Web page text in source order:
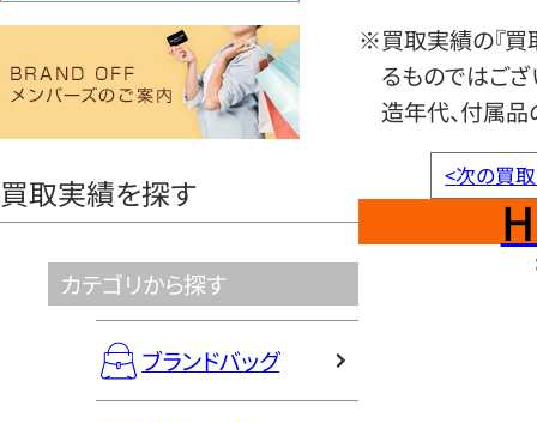
ヤ
買取実績を探す
カテゴリから探す
ブランドバッグ
※買取実績の『買
るものではござ
造年代、付属品
<次の買